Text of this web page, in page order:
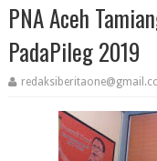
PNA Aceh
PadaPileg 2019